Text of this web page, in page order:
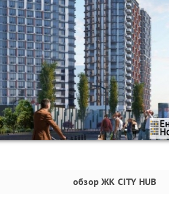
обзор ЖК CITY HUB